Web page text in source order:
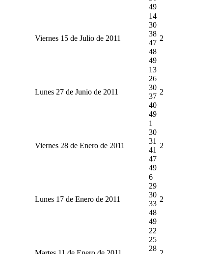
49
Viernes 15 de Julio de 2011
14
30
38
47
48
49
2
Lunes 27 de Junio de 2011
13
26
30
37
40
49
2
Viernes 28 de Enero de 2011
1
30
31
41
47
49
2
Lunes 17 de Enero de 2011
6
29
30
33
48
49
2
22
25
28